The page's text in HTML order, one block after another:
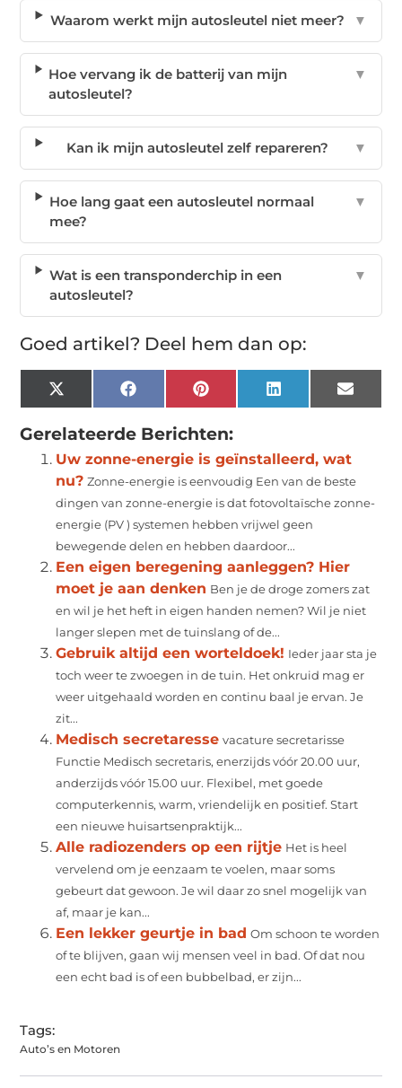
Waarom werkt mijn autosleutel niet meer? ▼
Hoe vervang ik de batterij van mijn
autosleutel?
▼
Kan ik mijn autosleutel zelf repareren? ▼
Hoe lang gaat een autosleutel normaal
mee?
▼
Wat is een transponderchip in een
autosleutel?
▼
Goed artikel? Deel hem dan op:
X
(Twitter)
Facebook Pinterest LinkedIn Email
Gerelateerde Berichten:
Uw zonne-energie is geïnstalleerd, wat
nu? Zonne-energie is eenvoudig Een van de beste
dingen van zonne-energie is dat fotovoltaïsche zonne-
energie (PV ) systemen hebben vrijwel geen
bewegende delen en hebben daardoor...
Een eigen beregening aanleggen? Hier
moet je aan denken Ben je de droge zomers zat
en wil je het heft in eigen handen nemen? Wil je niet
langer slepen met de tuinslang of de...
Gebruik altijd een worteldoek! Ieder jaar sta je
toch weer te zwoegen in de tuin. Het onkruid mag er
weer uitgehaald worden en continu baal je ervan. Je
zit...
Medisch secretaresse vacature secretarisse
Functie Medisch secretaris, enerzijds vóór 20.00 uur,
anderzijds vóór 15.00 uur. Flexibel, met goede
computerkennis, warm, vriendelijk en positief. Start
een nieuwe huisartsenpraktijk...
Alle radiozenders op een rijtje Het is heel
vervelend om je eenzaam te voelen, maar soms
gebeurt dat gewoon. Je wil daar zo snel mogelijk van
af, maar je kan...
Een lekker geurtje in bad Om schoon te worden
of te blijven, gaan wij mensen veel in bad. Of dat nou
een echt bad is of een bubbelbad, er zijn...
Tags:
Auto’s en Motoren